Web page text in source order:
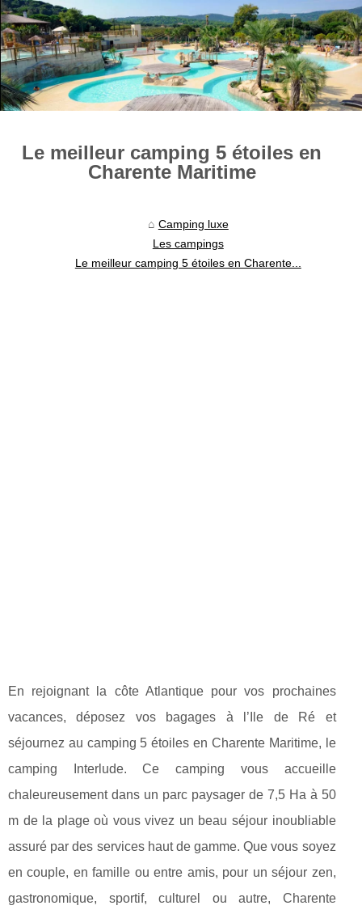
Le meilleur camping 5 étoiles en
Charente Maritime
Camping luxe
Les campings
Le meilleur camping 5 étoiles en Charente...
En rejoignant la côte Atlantique pour vos prochaines
vacances, déposez vos bagages à l’Ile de Ré et
séjournez au camping 5 étoiles en Charente Maritime, le
camping Interlude. Ce camping vous accueille
chaleureusement dans un parc paysager de 7,5 Ha à 50
m de la plage où vous vivez un beau séjour inoubliable
assuré par des services haut de gamme. Que vous soyez
en couple, en famille ou entre amis, pour un séjour zen,
gastronomique, sportif, culturel ou autre, Charente